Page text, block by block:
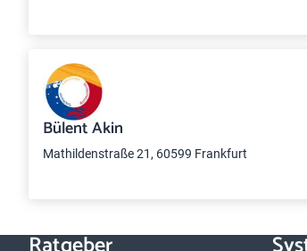
Bülent Akin
Mathildenstraße 21, 60599 Frankfurt